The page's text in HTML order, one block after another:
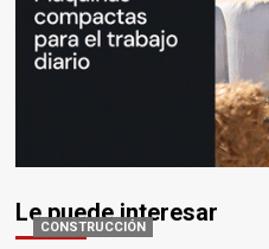
Le puede interesar
CONSTRUCCIÓN